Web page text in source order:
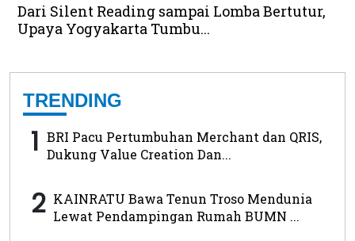
Dari Silent Reading sampai Lomba Bertutur,
Upaya Yogyakarta Tumbu...
TRENDING
1 BRI Pacu Pertumbuhan Merchant dan QRIS,
Dukung Value Creation Dan...
2 KAINRATU Bawa Tenun Troso Mendunia
Lewat Pendampingan Rumah BUMN ...